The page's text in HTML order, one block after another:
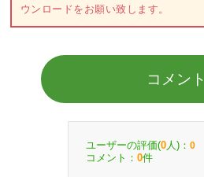
ウンロードをお願い致します。
コメント
ユーザーの評価(0 人)： 0
コメント： 0件